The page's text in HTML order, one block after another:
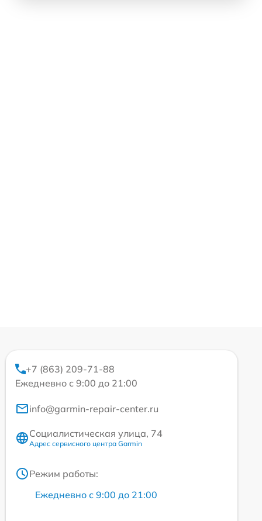
+7 (863) 209-71-88
Ежедневно с 9:00 до 21:00
info@garmin-repair-center.ru
Социалистическая улица, 74
Адрес сервисного центра Garmin
Режим работы:
Ежедневно с 9:00 до 21:00